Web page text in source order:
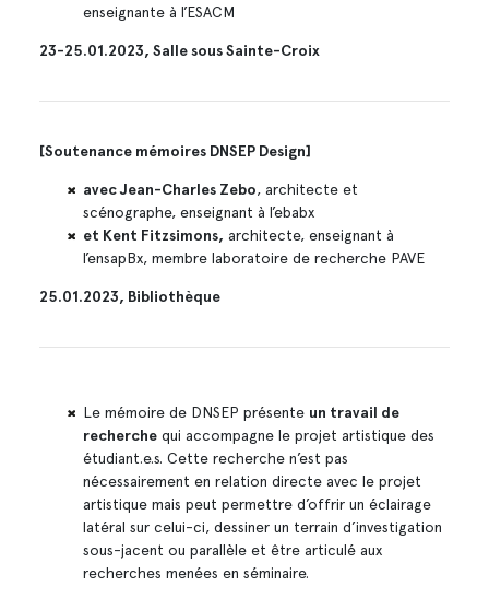
enseignante à l’ESACM
23-25.01.2023, Salle sous Sainte-Croix
[Soutenance mémoires DNSEP Design]
avec Jean-Charles Zebo, architecte et
scénographe, enseignant à l’ebabx
et Kent Fitzsimons, architecte, enseignant à
l’ensapBx, membre laboratoire de recherche PAVE
25.01.2023, Bibliothèque
Le mémoire de DNSEP présente un travail de
recherchequi accompagne le projet artistique des
étudiant.e.s. Cette recherche n’est pas
nécessairement en relation directe avec le projet
artistique mais peut permettre d’offrir un éclairage
latéral sur celui-ci, dessiner un terrain d’investigation
sous-jacent ou parallèle et être articulé aux
recherches menées en séminaire.